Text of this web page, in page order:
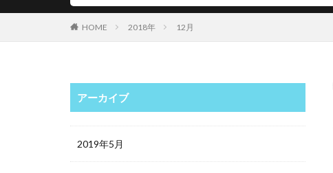
HOME 2018年 12月
アーカイブ
2019年5月